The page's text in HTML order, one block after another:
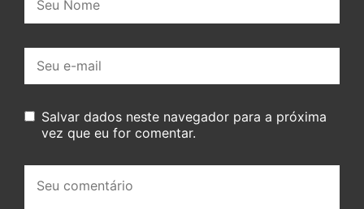
mail:
Salvar dados neste navegador para a próxima
vez que eu for comentar.
comentário: